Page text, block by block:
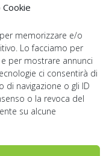
memorizzare e/o
Lo facciamo per
per mostrare annunci
ci consentirà di
navigazione o gli ID
o la revoca del
su alcune